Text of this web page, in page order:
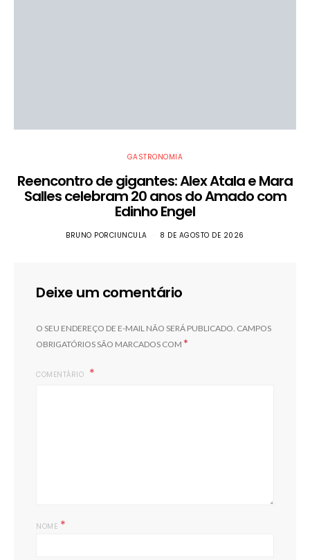
GASTRONOMIA
Reencontro de gigantes: Alex Atala e Mara
Salles celebram 20 anos do Amado com
Edinho Engel
BRUNO PORCIUNCULA 8 DE AGOSTO DE 2026
Deixe um comentário
O SEU ENDEREÇO DE E-MAIL NÃO SERÁ PUBLICADO. CAMPOS
OBRIGATÓRIOS SÃO MARCADOS COM *
COMENTÁRIO
NOME *